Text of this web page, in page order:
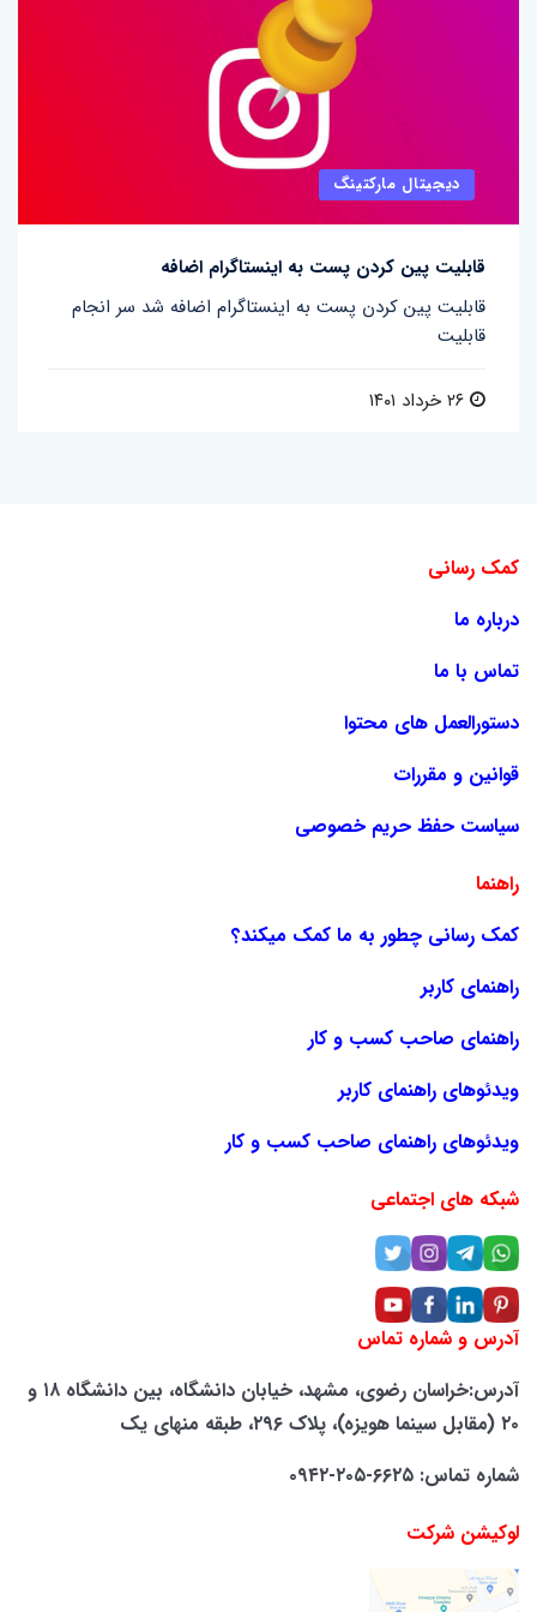
دیجیتال مارکتینگ
قابلیت پین کردن پست به اینستاگرام اضافه
قابلیت پین کردن پست به اینستاگرام اضافه شد سر انجام
قابلیت
کمک رسانی
درباره ما
تماس با ما
دستورالعمل های محتوا
قوانین و مقررات
سیاست حفظ حریم خصوصی
راهنما
کمک رسانی چطور به ما کمک میکند؟
راهنمای کاربر
راهنمای صاحب کسب و کار
ویدئوهای راهنمای کاربر
ویدئوهای راهنمای صاحب کسب و کار
شبکه های اجتماعی
آدرس و شماره تماس
آدرس:خراسان رضوی، مشهد، خیابان دانشگاه، بین دانشگاه ۱۸ و
۲۰ (مقابل سینما هویزه)، پلاک ۲۹۶، طبقه منهای یک
شماره تماس: ۶۶۲۵-۲۰۵-۰۹۴۲
لوکیشن شرکت